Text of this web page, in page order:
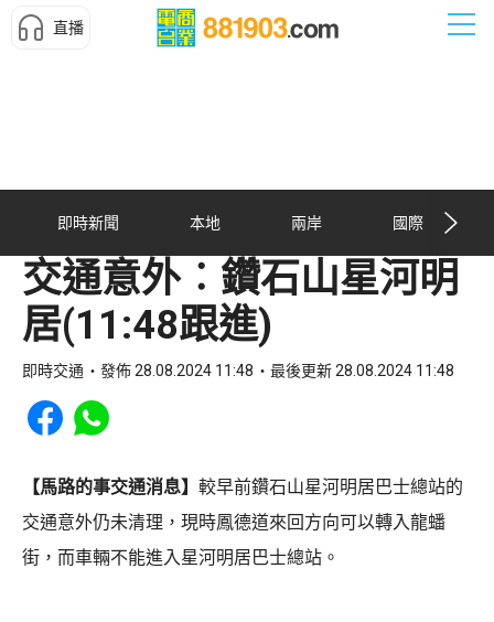
直播
即時新聞 本地 兩岸 國際
交通意外︰鑽石山星河明
居(11:48跟進)
即時交通 發佈 28.08.2024 11:48 最後更新 28.08.2024 11:48
Share to Facebook
Share to WhatsApp
【馬路的事交通消息】 較早前鑽石山星河明居巴士總站的
交通意外仍未清理，現時鳳德道來回方向可以轉入龍蟠
街，而車輛不能進入星河明居巴士總站。